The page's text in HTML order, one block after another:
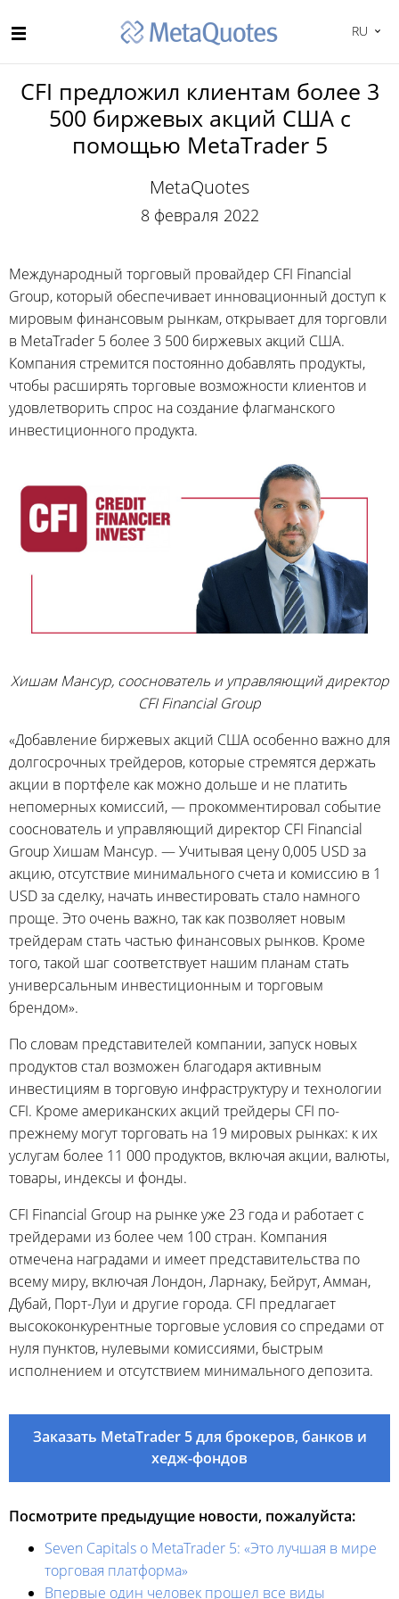
RU
CFI предложил клиентам более 3
500 биржевых акций США с
помощью MetaTrader 5
MetaQuotes
8 февраля 2022
Международный торговый провайдер CFI Financial
Group, который обеспечивает инновационный доступ к
мировым финансовым рынкам, открывает для торговли
в MetaTrader 5 более 3 500 биржевых акций США.
Компания стремится постоянно добавлять продукты,
чтобы расширять торговые возможности клиентов и
удовлетворить спрос на создание флагманского
инвестиционного продукта.
Хишам Мансур, сооснователь и управляющий директор
CFI Financial Group
«Добавление биржевых акций США особенно важно для
долгосрочных трейдеров, которые стремятся держать
акции в портфеле как можно дольше и не платить
непомерных комиссий, — прокомментировал событие
сооснователь и управляющий директор CFI Financial
Group Хишам Мансур. — Учитывая цену 0,005 USD за
акцию, отсутствие минимального счета и комиссию в 1
USD за сделку, начать инвестировать стало намного
проще. Это очень важно, так как позволяет новым
трейдерам стать частью финансовых рынков. Кроме
того, такой шаг соответствует нашим планам стать
универсальным инвестиционным и торговым
брендом».
По словам представителей компании, запуск новых
продуктов стал возможен благодаря активным
инвестициям в торговую инфраструктуру и технологии
CFI. Кроме американских акций трейдеры CFI по-
прежнему могут торговать на 19 мировых рынках: к их
услугам более 11 000 продуктов, включая акции, валюты,
товары, индексы и фонды.
CFI Financial Group на рынке уже 23 года и работает с
трейдерами из более чем 100 стран. Компания
отмечена наградами и имеет представительства по
всему миру, включая Лондон, Ларнаку, Бейрут, Амман,
Дубай, Порт-Луи и другие города. CFI предлагает
высококонкурентные торговые условия со спредами от
нуля пунктов, нулевыми комиссиями, быстрым
исполнением и отсутствием минимального депозита.
Заказать MetaTrader 5 для брокеров, банков и
хедж-фондов
Посмотрите предыдущие новости, пожалуйста:
Seven Capitals о MetaTrader 5: «Это лучшая в мире
торговая платформа»
Впервые один человек прошел все виды